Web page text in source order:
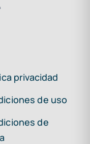
privacidad
de uso
de